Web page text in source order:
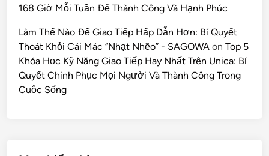
168 Giờ Mỗi Tuần Để Thành Công Và Hạnh Phúc
Làm Thế Nào Để Giao Tiếp Hấp Dẫn Hơn: Bí Quyết
Thoát Khỏi Cái Mác “Nhạt Nhẽo” - SAGOWA onTop 5
Khóa Học Kỹ Năng Giao Tiếp Hay Nhất Trên Unica: Bí
Quyết Chinh Phục Mọi Người Và Thành Công Trong
Cuộc Sống